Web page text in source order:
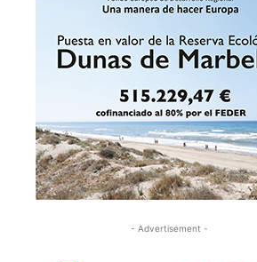
- Advertisement -